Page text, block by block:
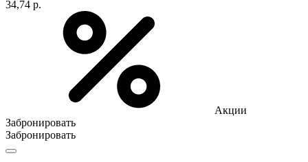
34,74 р.
Акции
Забронировать
Забронировать